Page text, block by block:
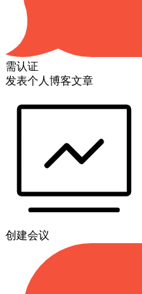
需认证
发表个人博客文章
创建会议